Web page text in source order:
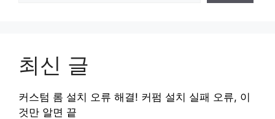
최신 글
커스텀 롬 설치 오류 해결! 커펌 설치 실패 오류, 이
것만 알면 끝